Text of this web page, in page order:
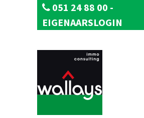
051 24 88 00 -
EIGENAARSLOGIN